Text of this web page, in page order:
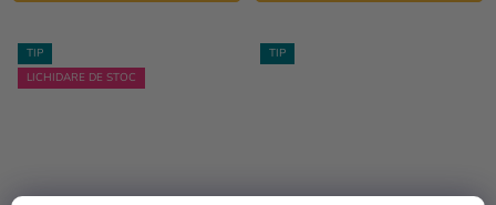
TIP
LICHIDARE DE STOC
TIP